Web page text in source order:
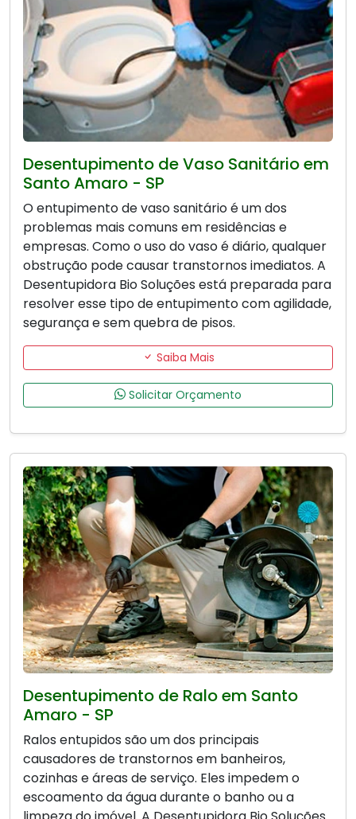
Desentupimento de Vaso Sanitário em
Santo Amaro - SP
O entupimento de vaso sanitário é um dos
problemas mais comuns em residências e
empresas. Como o uso do vaso é diário, qualquer
obstrução pode causar transtornos imediatos. A
Desentupidora Bio Soluções está preparada para
resolver esse tipo de entupimento com agilidade,
segurança e sem quebra de pisos.
Saiba Mais
Solicitar Orçamento
Desentupimento de Ralo em Santo
Amaro - SP
Ralos entupidos são um dos principais
causadores de transtornos em banheiros,
cozinhas e áreas de serviço. Eles impedem o
escoamento da água durante o banho ou a